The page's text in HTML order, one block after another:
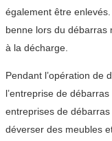
également être
benne lors du débarras
à la décharge.
Pendant l’opération de
l’entreprise de
entreprises de
déverser des meubles